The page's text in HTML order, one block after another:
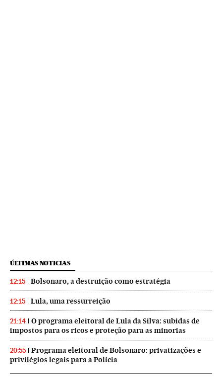
ÚLTIMAS NOTICIAS
12:15 Bolsonaro, a destruição como estratégia
12:15 Lula, uma ressurreição
21:14
O programa eleitoral de Lula da Silva: subidas de
impostos para os ricos e proteção para as minorias
20:55
Programa eleitoral de Bolsonaro: privatizações e
privilégios legais para a Polícia